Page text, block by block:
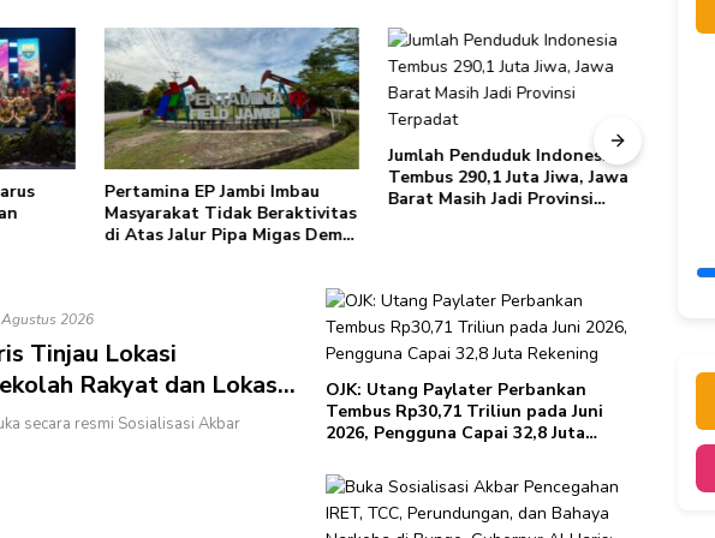
Pertamina EP Jambi Imbau
Masyarakat Tidak Beraktivitas
di Atas Jalur Pipa Migas Demi
Jumlah Penduduk Indonesia
Tembus 290,1 Juta Jiwa, Jawa
Barat Masih Jadi Provinsi
2026
Tinjau Lokasi
Rakyat dan Lokasi
Bungo Green City
secara resmi Sosialisasi Akbar
OJK: Utang Paylater Perbankan
Tembus Rp30,71 Triliun pada Juni
2026, Pengguna Capai 32,8 Juta